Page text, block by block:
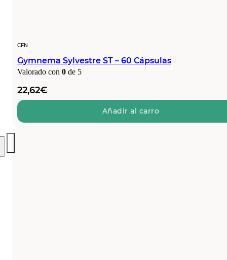
CFN
Gymnema Sylvestre ST – 60 Cápsulas
Valorado con 0 de 5
22,62€
Añadir al carro